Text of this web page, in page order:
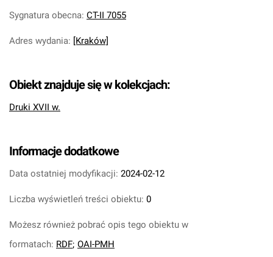
Sygnatura obecna: CT-II 7055
Adres wydania: [Kraków]
Obiekt znajduje się w kolekcjach:
Druki XVII w.
Informacje dodatkowe
Data ostatniej modyfikacji: 2024-02-12
Liczba wyświetleń treści obiektu: 0
Możesz również pobrać opis tego obiektu w
formatach: RDF; OAI-PMH